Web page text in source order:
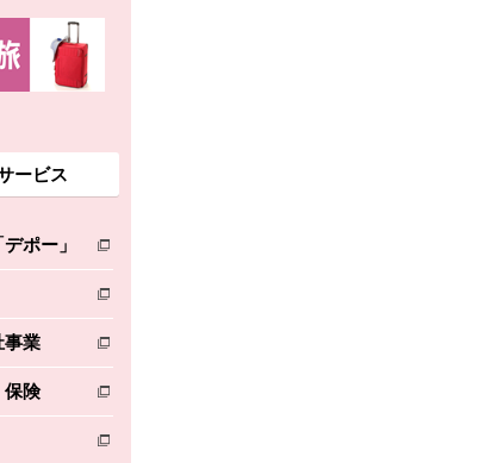
ービス
ポー」
ます。
ます。
事業
ます。
保険
ます。
ます。